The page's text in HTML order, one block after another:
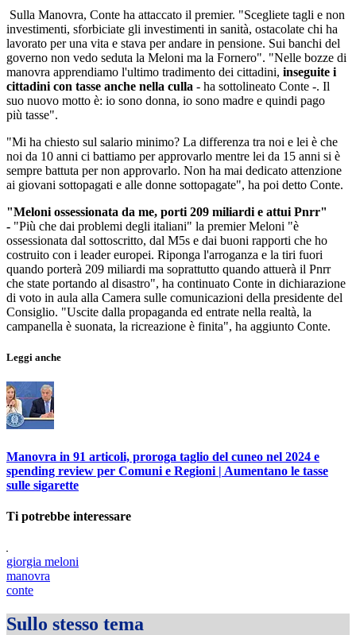
Sulla Manovra, Conte ha attaccato il premier. "Scegliete tagli e non
investimenti, sforbiciate gli investimenti in sanità, ostacolate chi ha
lavorato per una vita e stava per andare in pensione. Sui banchi del
governo non vedo seduta la Meloni ma la Fornero". "Nelle bozze di
manovra apprendiamo l'ultimo tradimento dei cittadini, inseguite i
cittadini con tasse anche nella culla - ha sottolineato Conte -. Il
suo nuovo motto è: io sono donna, io sono madre e quindi pago
più tasse".
"Mi ha chiesto sul salario minimo? La differenza tra noi e lei è che
noi da 10 anni ci battiamo per approvarlo mentre lei da 15 anni si è
sempre battuta per non approvarlo. Non ha mai dedicato attenzione
ai giovani sottopagati e alle donne sottopagate", ha poi detto Conte.
"Meloni ossessionata da me, porti 209 miliardi e attui Pnrr"
- "Più che dai problemi degli italiani" la premier Meloni "è
ossessionata dal sottoscritto, dal M5s e dai buoni rapporti che ho
costruito con i leader europei. Riponga l'arroganza e la tiri fuori
quando porterà 209 miliardi ma soprattutto quando attuerà il Pnrr
che state portando al disastro", ha continuato Conte in dichiarazione
di voto in aula alla Camera sulle comunicazioni della presidente del
Consiglio. "Uscite dalla propaganda ed entrate nella realtà, la
campanella è suonata, la ricreazione è finita", ha aggiunto Conte.
Leggi anche
Manovra in 91 articoli, proroga taglio del cuneo nel 2024 e
spending review per Comuni e Regioni | Aumentano le tasse
sulle sigarette
Ti potrebbe interessare
giorgia meloni
manovra
conte
Sullo stesso tema